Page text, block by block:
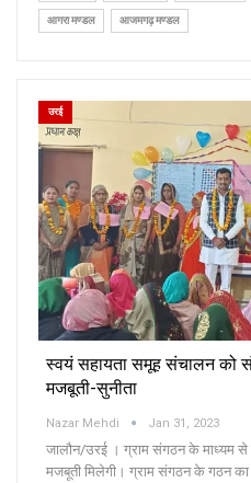
आगरा मण्डल आजमगढ़ मण्डल
उरई
स्वयं सहायता समूह संचालन को
मजबूती-सुनीता
Nazar Mehdi Jan 31, 2023
जालौन/उरई । ग्राम संगठन के माध्यम
मजबूती मिलेगी। ग्राम संगठन के गठन का